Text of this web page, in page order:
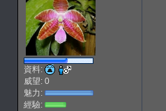
資料:
威望: 0
魅力:
經驗: